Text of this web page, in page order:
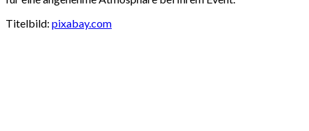
Titelbild: pixabay.com